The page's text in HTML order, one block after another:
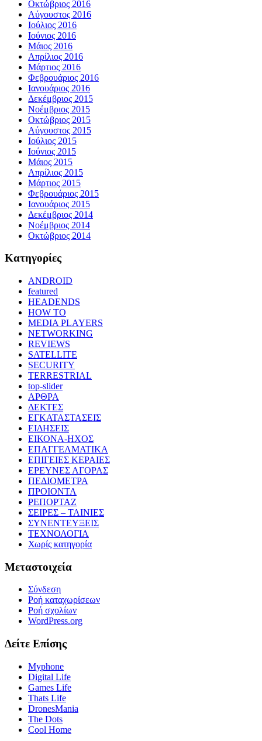
Οκτώβριος 2016
Αύγουστος 2016
Ιούλιος 2016
Ιούνιος 2016
Μάιος 2016
Απρίλιος 2016
Μάρτιος 2016
Φεβρουάριος 2016
Ιανουάριος 2016
Δεκέμβριος 2015
Νοέμβριος 2015
Οκτώβριος 2015
Αύγουστος 2015
Ιούλιος 2015
Ιούνιος 2015
Μάιος 2015
Απρίλιος 2015
Μάρτιος 2015
Φεβρουάριος 2015
Ιανουάριος 2015
Δεκέμβριος 2014
Νοέμβριος 2014
Οκτώβριος 2014
Kατηγορίες
ANDROID
featured
HEADENDS
HOW TO
MEDIA PLAYERS
NETWORKING
REVIEWS
SATELLITE
SECURITY
TERRESTRIAL
top-slider
ΑΡΘΡΑ
ΔΕΚΤΕΣ
ΕΓΚΑΤΑΣΤΑΣΕΙΣ
ΕΙΔΗΣΕΙΣ
ΕΙΚΟΝΑ-ΗΧΟΣ
ΕΠΑΓΓΕΛΜΑΤΙΚΑ
ΕΠΙΓΕΙΕΣ ΚΕΡΑΙΕΣ
ΕΡΕΥΝΕΣ ΑΓΟΡΑΣ
ΠΕΔΙΟΜΕΤΡΑ
ΠΡΟΙΟΝΤΑ
ΡΕΠΟΡΤΑΖ
ΣΕΙΡΕΣ – ΤΑΙΝΙΕΣ
ΣΥΝΕΝΤΕΥΞΕΙΣ
ΤΕΧΝΟΛΟΓΙΑ
Χωρίς κατηγορία
Μεταστοιχεία
Σύνδεση
Ροή καταχωρίσεων
Ροή σχολίων
WordPress.org
Δείτε Επίσης
Myphone
Digital Life
Games Life
Thats Life
DronesMania
The Dots
Cool Home